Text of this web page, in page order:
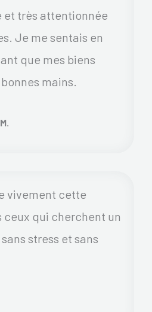
et très attentionnée
Je me sentais en
que mes biens
mains.
vivement cette
ceux qui cherchent un
stress et sans